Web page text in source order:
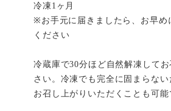
冷凍1ヶ月
※お手元に届きましたら、お早め
ください
冷蔵庫で30分ほど自然解凍して
さい。冷凍でも完全に固まらない
お召し上がりいただくことも可能